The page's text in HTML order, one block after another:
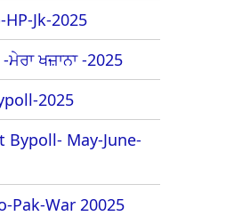
Jk-2025
ਖਜ਼ਾਨਾ -2025
2025
Bypoll- May-June-
Pak-War 20025